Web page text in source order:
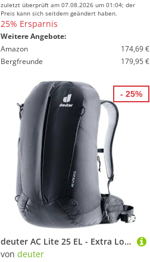
zuletzt überprüft am 07.08.2026 um 01:04; der
Preis kann sich seitdem geändert haben.
25% Ersparnis
Weitere Angebote:
Amazon
174,69 €
Bergfreunde
179,95 €
deuter AC Lite 25 EL - Extra Long Wanderrucksack (Modell 2024)
von deuter
- 25%